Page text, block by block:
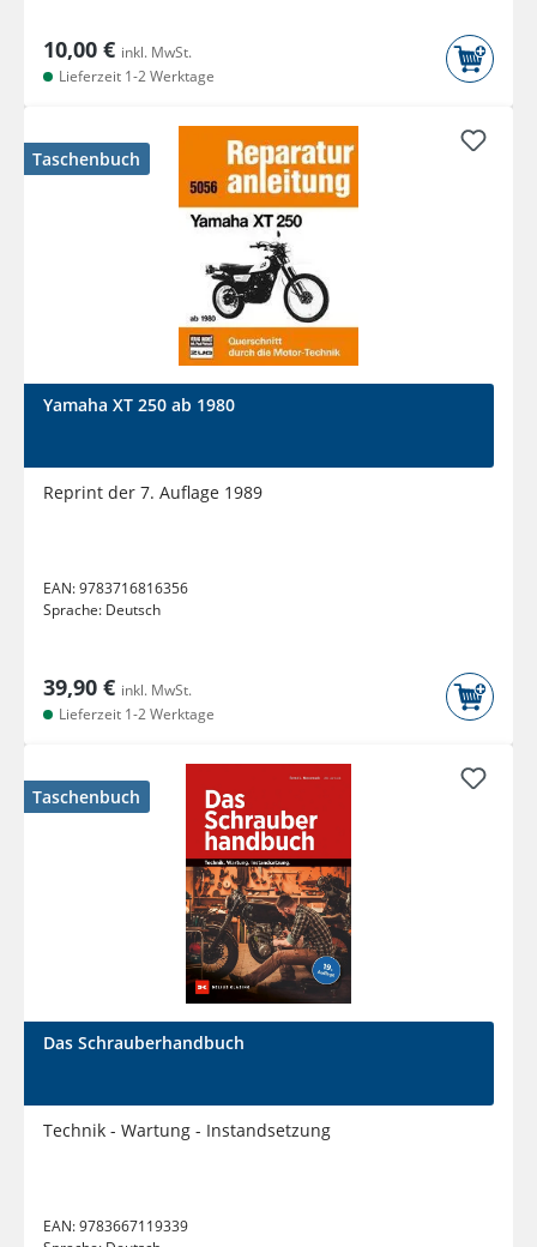
10,00 € inkl. MwSt.
Lieferzeit 1-2 Werktage
Taschenbuch
Yamaha XT 250 ab 1980
Reprint der 7. Auflage 1989
EAN:9783716816356
Sprache: Deutsch
39,90 € inkl. MwSt.
Lieferzeit 1-2 Werktage
Taschenbuch
Das Schrauberhandbuch
Technik - Wartung - Instandsetzung
EAN:9783667119339